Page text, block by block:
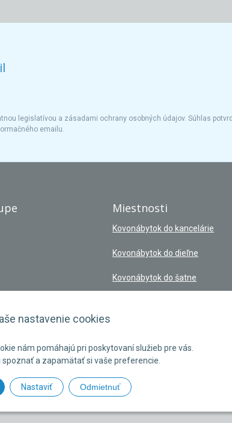
nastavenie cookies
nám pomáhajú pri poskytovaní služieb pre vás.
spoznať a zapamätať si vaše preferencie.
Nastaviť Odmietnuť
legislatívou a zásadami ochrany osobných údajov. Súhlas
emailu.
Miestnosti
Kovonábytok do kancelárie
Kovonábytok do dieľne
Kovonábytok do šatne
výrobca kovového nábytku •